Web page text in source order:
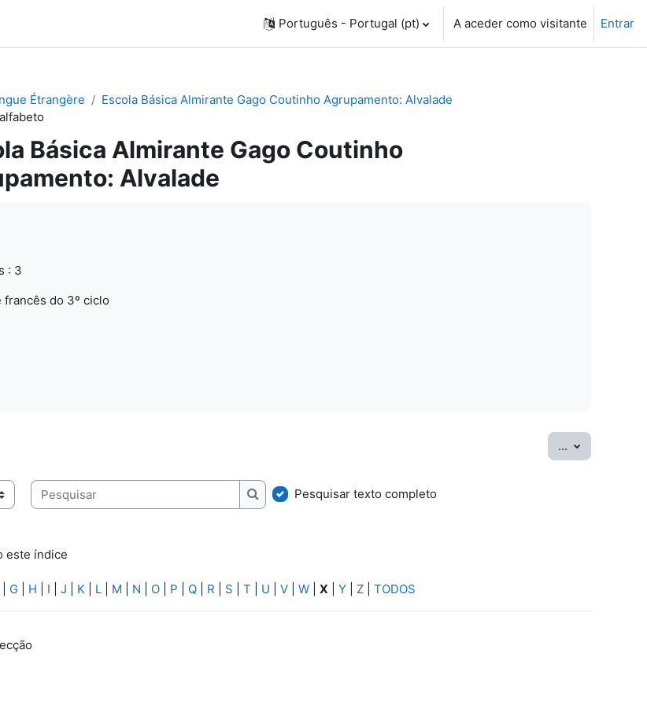
Português - Portugal ‎(pt)‎ A aceder como visitante Entrar
Étrangère
Escola Básica Almirante Gago Coutinho Agrupamento: Alvalade
Básica Almirante Gago Coutinho
Alvalade
: 3
francês do 3º ciclo
... Exportar
Pesquisar
Pesquisar
Pesquisar texto completo
este índice
G H I J K L M N O P Q R S T U V W X Y Z TODOS